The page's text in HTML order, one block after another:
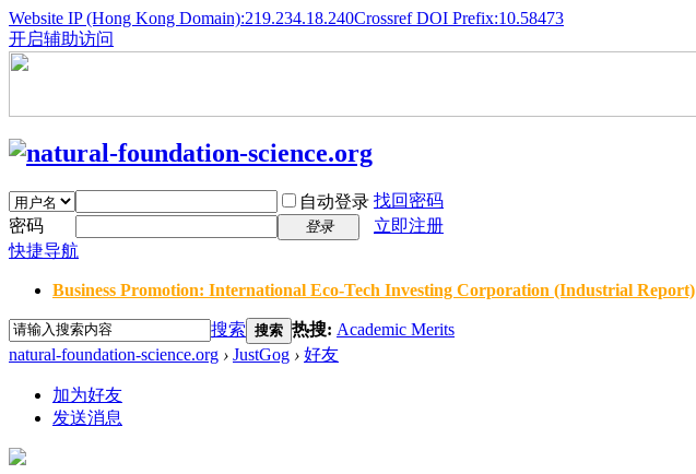
Website IP (Hong Kong Domain):219.234.18.240Crossref DOI Prefix:10.58473
开启辅助访问
自动登录 找回密码
密码
登录
立即注册
快捷导航
Business Promotion: International Eco-Tech Investing Corporation (Industrial Report)
搜索 搜索 热搜: Academic Merits
natural-foundation-science.org › JustGog › 好友
加为好友
发送消息